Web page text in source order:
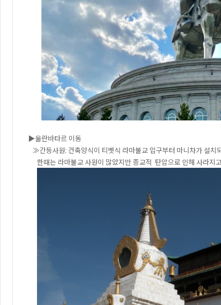
▶울란바타르 이동
≫간등사원: 건축양식이 티벳식 라마불교 입구부터 마니차가 설치
한때는 라마불교 사원이 많았지만 종교적 탄압으로 인해 사라지